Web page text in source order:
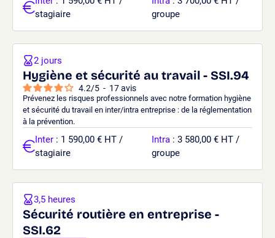
stagiaire
groupe
Hygiène et sécurité au travail - SSI.94
4.2/5 - 17avis
Prévenez les risques professionnels avec notre formation hygiène
et sécurité du travail en inter/intra entreprise : de la réglementation
à la prévention.
2 jours
Inter : 1 590,00 € HT /
stagiaire
Intra : 3 580,00 € HT /
groupe
Sécurité routière en entreprise -
SSI.62
3,5 heures